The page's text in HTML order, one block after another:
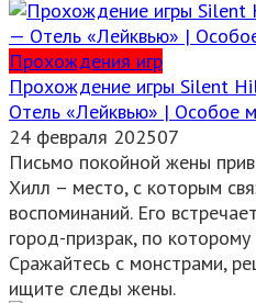
Прохождения игр
Прохождение игры Silent
Отель «Лейквью» | Особое
24 февраля 202507
Письмо покойной жены
Хилл – место, с которым
воспоминаний. Его
город-призрак, по
Сражайтесь с монстрами,
ищите следы жены.